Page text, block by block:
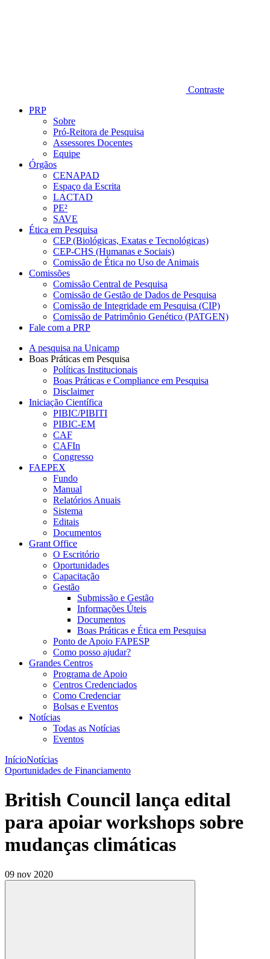
Contraste
PRP
Sobre
Pró-Reitora de Pesquisa
Assessores Docentes
Equipe
Órgãos
CENAPAD
Espaço da Escrita
LACTAD
PE²
SAVE
Ética em Pesquisa
CEP (Biológicas, Exatas e Tecnológicas)
CEP-CHS (Humanas e Sociais)
Comissão de Ética no Uso de Animais
Comissões
Comissão Central de Pesquisa
Comissão de Gestão de Dados de Pesquisa
Comissão de Integridade em Pesquisa (CIP)
Comissão de Patrimônio Genético (PATGEN)
Fale com a PRP
A pesquisa na Unicamp
Boas Práticas em Pesquisa
Políticas Institucionais
Boas Práticas e Compliance em Pesquisa
Disclaimer
Iniciação Científica
PIBIC/PIBITI
PIBIC-EM
CAF
CAFIn
Congresso
FAEPEX
Fundo
Manual
Relatórios Anuais
Sistema
Editais
Documentos
Grant Office
O Escritório
Oportunidades
Capacitação
Gestão
Submissão e Gestão
Informações Úteis
Documentos
Boas Práticas e Ética em Pesquisa
Ponto de Apoio FAPESP
Como posso ajudar?
Grandes Centros
Programa de Apoio
Centros Credenciados
Como Credenciar
Bolsas e Eventos
Notícias
Todas as Notícias
Eventos
InícioNotícias
Oportunidades de Financiamento
British Council lança edital
para apoiar workshops sobre
mudanças climáticas
09 nov 2020